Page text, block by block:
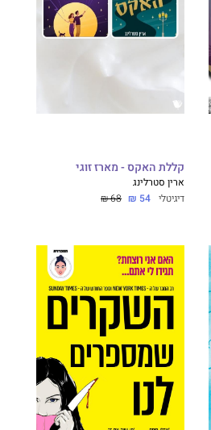
קללת האקס - מארז זוגי
ארין סטרלינג
דיגיטלי 54 ₪
68 ₪